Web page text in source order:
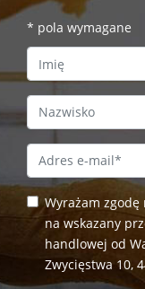
* pola wymagane
First Name
Last Name
Email Address *
Wyrażam
na wskazany
handlowej od
Zwycięstwa 10,